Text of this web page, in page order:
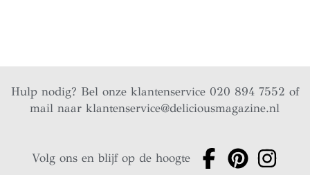
Hulp nodig? Bel onze klantenservice 020 894 7552 of
mail naarklantenservice@deliciousmagazine.nl
Volg ons en blijf op de hoogte